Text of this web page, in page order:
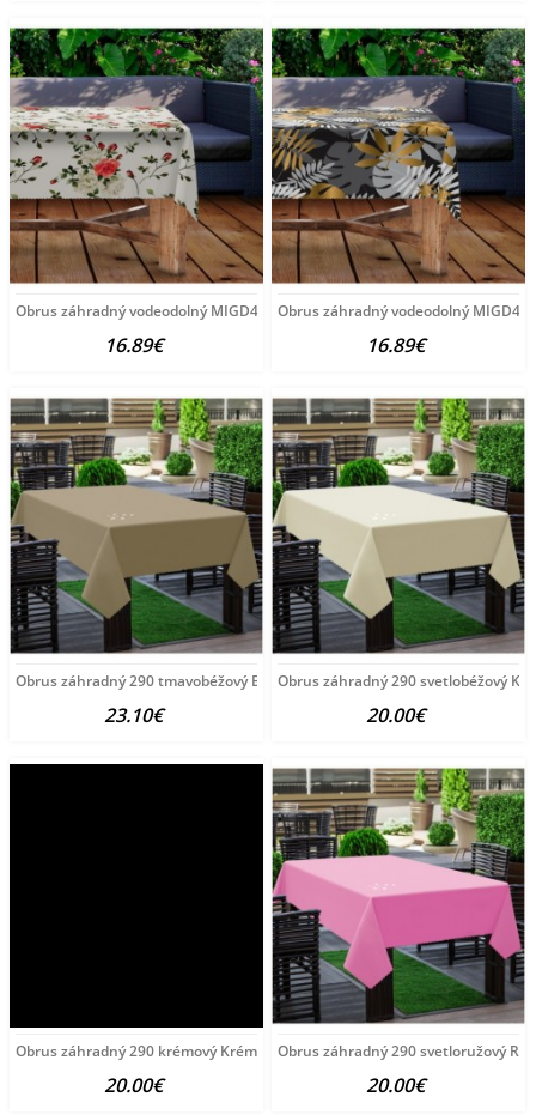
Obrus záhradný vodeodolný MIGD434-294 140 x 300 cm
16.89€
Obrus záhradný vodeodolný
16.89€
Obrus záhradný 290 tmavobéžový Béžová 120 x 160
23.10€
Obrus záhradný 290 svetlobéžový
20.00€
Obrus záhradný 290 krémový Krémová 120 x 160 cm
20.00€
Obrus záhradný 290 svetloružový
20.00€